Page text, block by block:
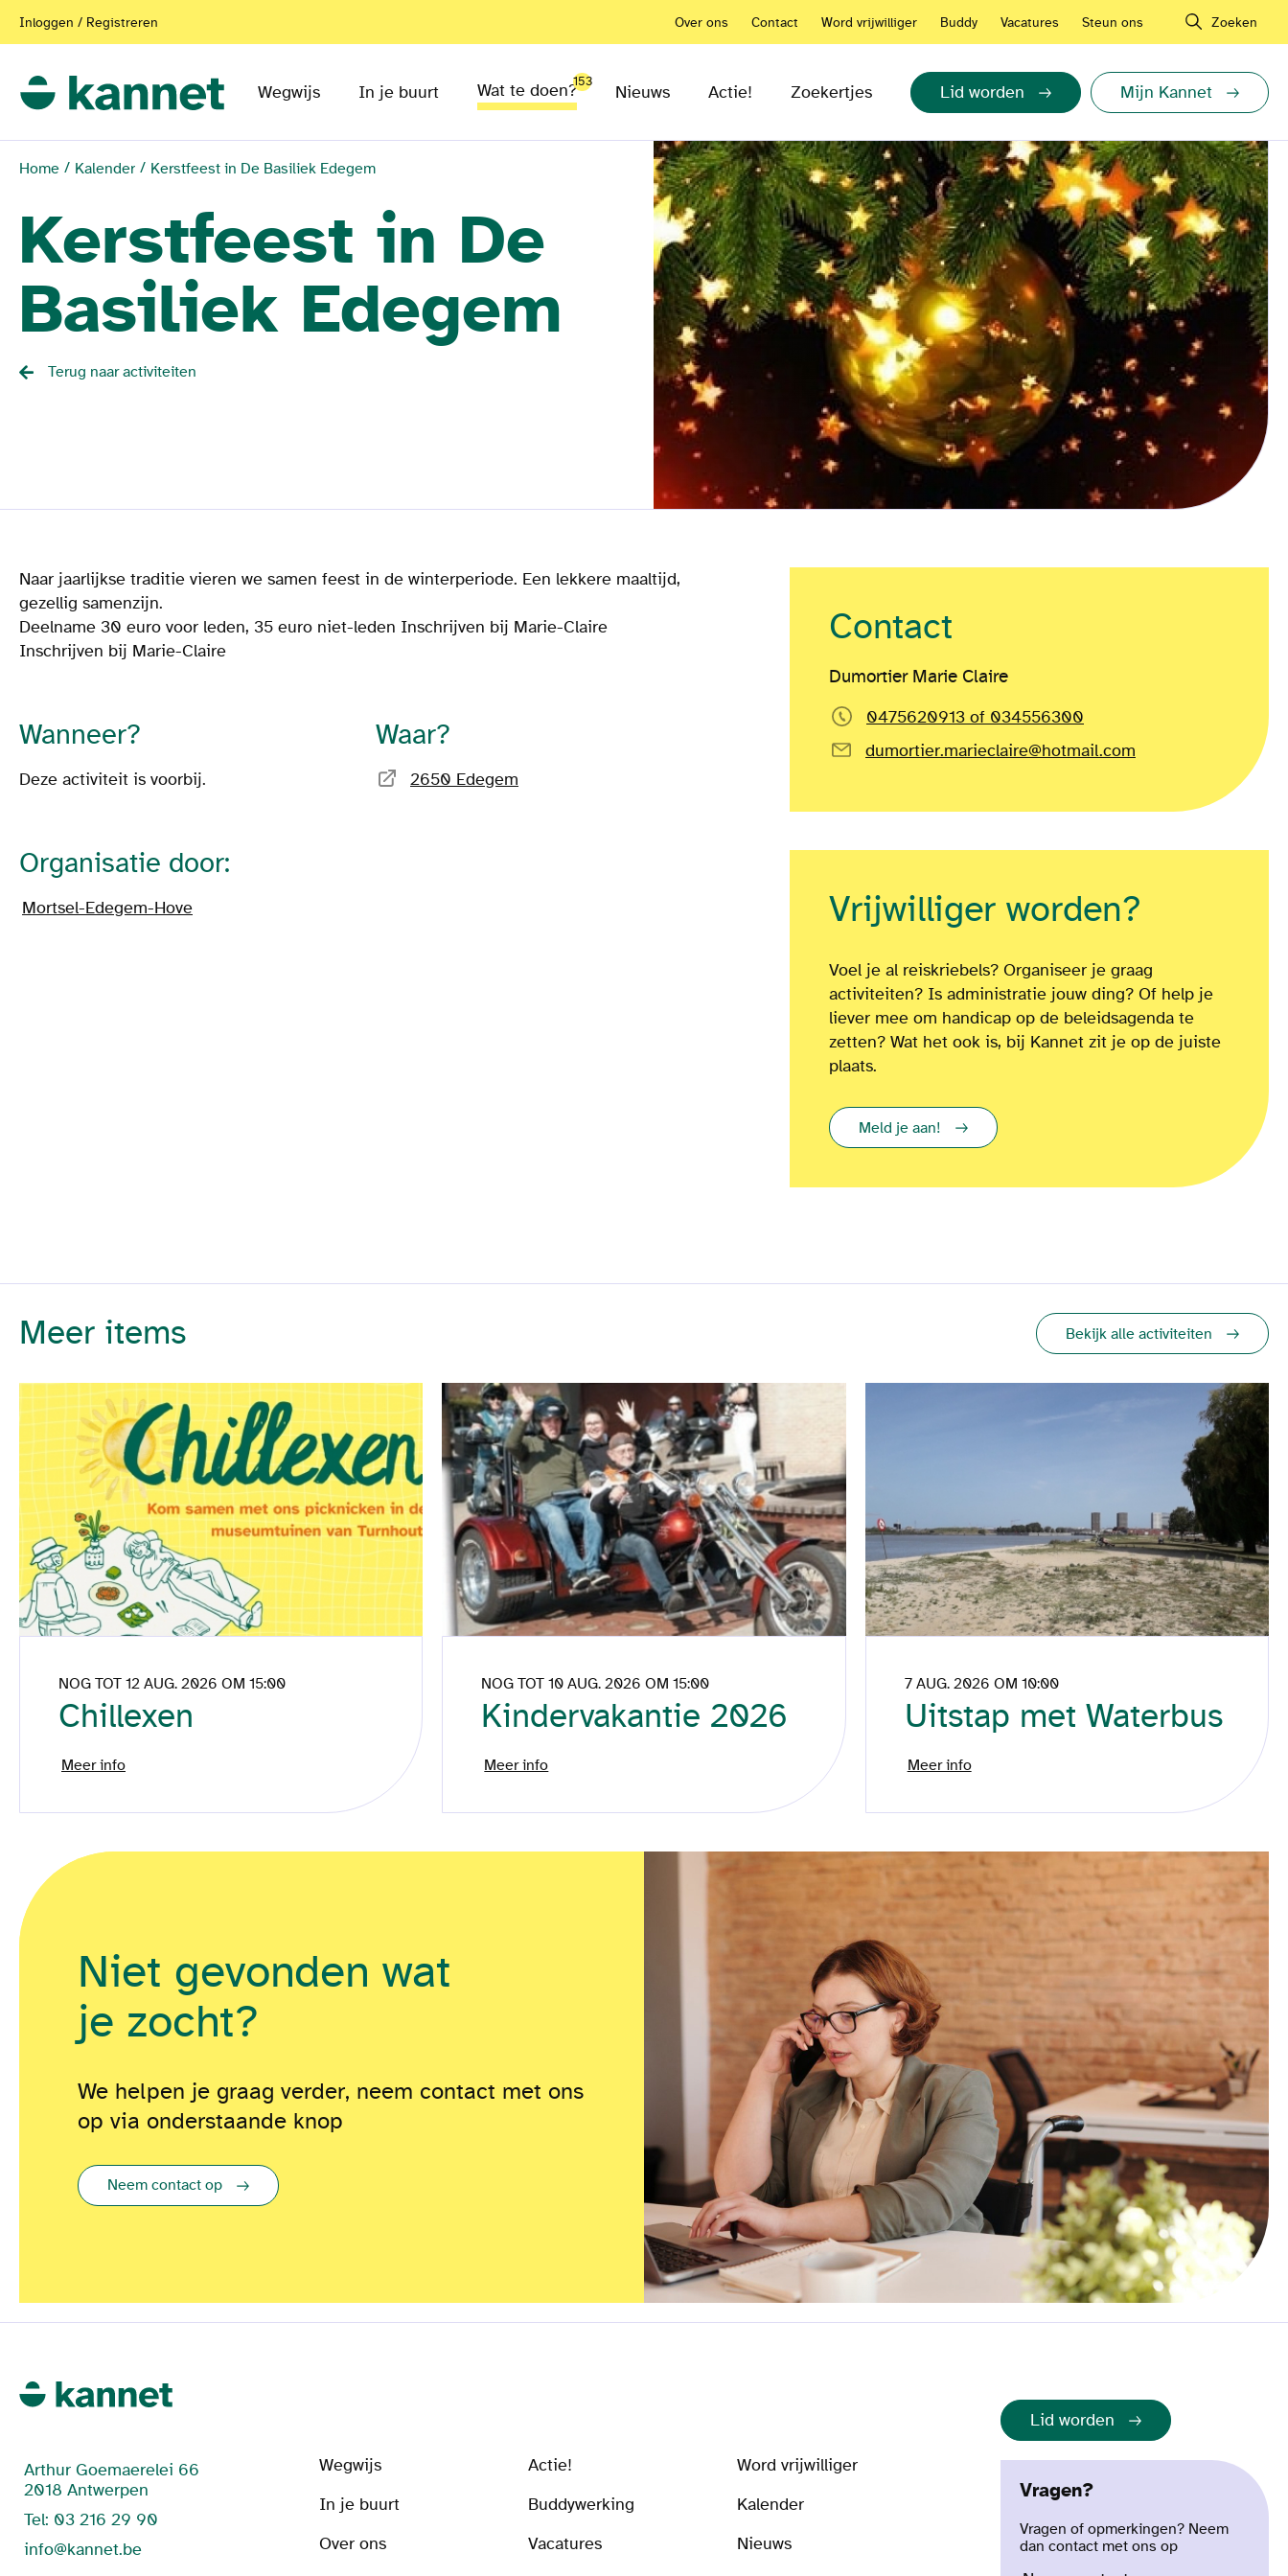
Inloggen / Registreren Over ons Contact Word vrijwilliger Buddy Vacatures Steun ons Zoeken
Wegwijs In je buurt Wat te doen?153
Nieuws Actie! Zoekertjes Lid worden Mijn Kannet
Home Kalender Kerstfeest in De Basiliek Edegem
Kerstfeest in De
Basiliek Edegem
Terug naar activiteiten
Naar jaarlijkse traditie vieren we samen feest in de winterperiode. Een lekkere maaltijd,
gezellig samenzijn.
Deelname 30 euro voor leden, 35 euro niet-leden Inschrijven bij Marie-Claire
Inschrijven bij Marie-Claire
Wanneer?
Deze activiteit is voorbij.
Waar?
2650 Edegem
Organisatie door:
Mortsel-Edegem-Hove
Contact
Dumortier Marie Claire
0475620913 of 034556300
dumortier.marieclaire@hotmail.com
Vrijwilliger worden?
Voel je al reiskriebels? Organiseer je graag
activiteiten? Is administratie jouw ding? Of help je
liever mee om handicap op de beleidsagenda te
zetten? Wat het ook is, bij Kannet zit je op de juiste
plaats.
Meld je aan!
Meer items Bekijk alle activiteiten
NOG TOT 12 AUG. 2026 OM 15:00
Chillexen
Meer info
NOG TOT 10 AUG. 2026 OM 15:00
Kindervakantie 2026
Meer info
7 AUG. 2026 OM 10:00
Uitstap met Waterbus
Meer info
Niet gevonden wat
je zocht?
We helpen je graag verder, neem contact met ons
op via onderstaande knop
Neem contact op
Arthur Goemaerelei 66
2018 Antwerpen
Tel: 03 216 29 90
info@kannet.be
Wegwijs Actie!
Word vrijwilliger
In je buurt
Buddywerking
Kalender
Over ons
Vacatures
Nieuws
Lid worden
Vragen?
Vragen of opmerkingen? Neem
dan contact met ons op